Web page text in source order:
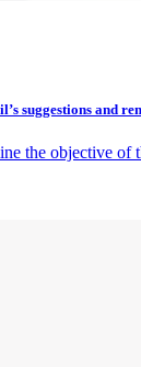
suggestions and
the objective